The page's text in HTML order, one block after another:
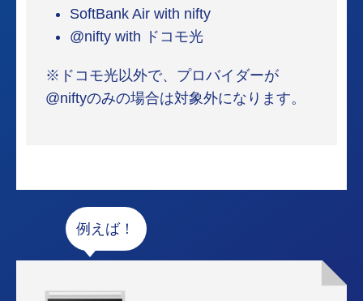
SoftBank Air with nifty
@nifty with ドコモ光
※ドコモ光以外で、プロバイダーが
@niftyのみの場合は対象外になります。
例えば！